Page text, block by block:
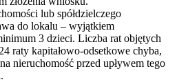
lub spółdzielczego
do lokalu – wyjątkiem
3 dzieci. Liczba rat objętych
raty kapitałowo-odsetkowe chyba,
nieruchomość przed upływem tego